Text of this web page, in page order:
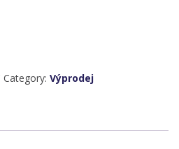
Category: Výprodej